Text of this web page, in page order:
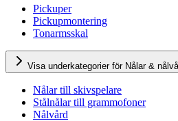
Pickuper
Pickupmontering
Tonarmsskal
Visa underkategorier för Nålar &
Nålar till skivspelare
Stålnålar till grammofoner
Nålvård